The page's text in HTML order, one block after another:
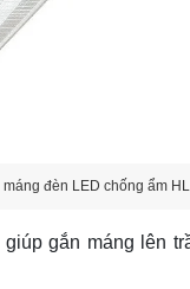
máng đèn LED chống ẩm
gắn máng lên